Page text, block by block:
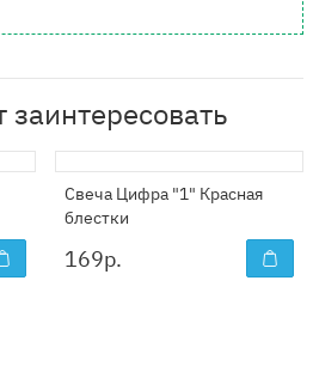
заинтересовать
Свеча Цифра "1" Красная
блестки
169р.